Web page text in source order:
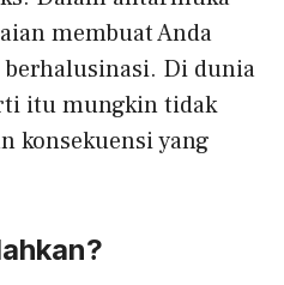
membuat Anda
Di dunia
itu mungkin tidak
konsekuensi yang